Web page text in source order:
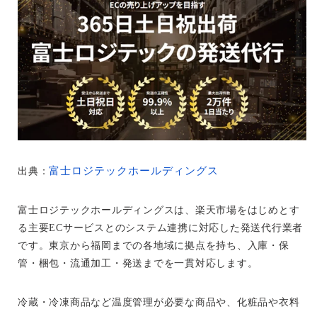
出典：富士ロジテックホールディングス
富士ロジテックホールディングスは、楽天市場をはじめとす
る主要ECサービスとのシステム連携に対応した発送代行業者
です。東京から福岡までの各地域に拠点を持ち、入庫・保
管・梱包・流通加工・発送までを一貫対応します。
冷蔵・冷凍商品など温度管理が必要な商品や、化粧品や衣料